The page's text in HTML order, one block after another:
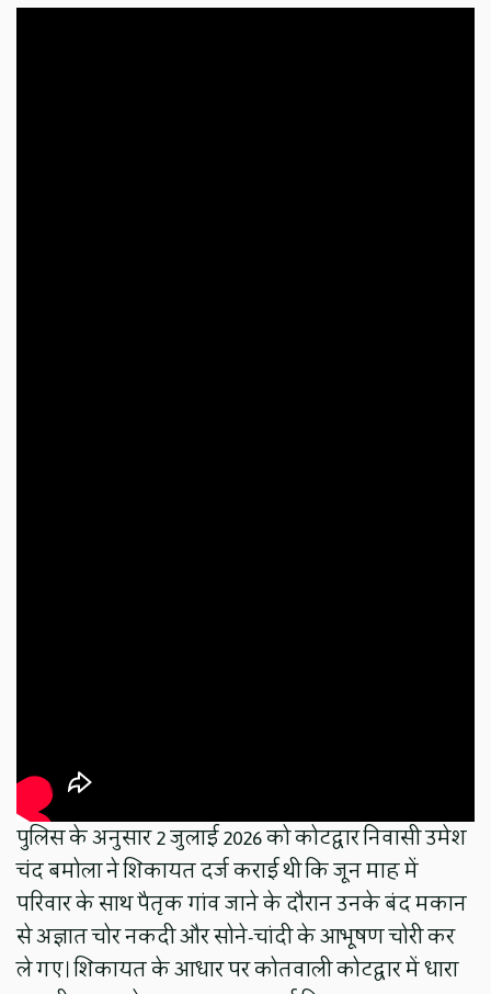
पुलिस के अनुसार 2 जुलाई 2026 को कोटद्वार निवासी उमेश
चंद बमोला ने शिकायत दर्ज कराई थी कि जून माह में
परिवार के साथ पैतृक गांव जाने के दौरान उनके बंद मकान
से अज्ञात चोर नकदी और सोने-चांदी के आभूषण चोरी कर
ले गए। शिकायत के आधार पर कोतवाली कोटद्वार में धारा